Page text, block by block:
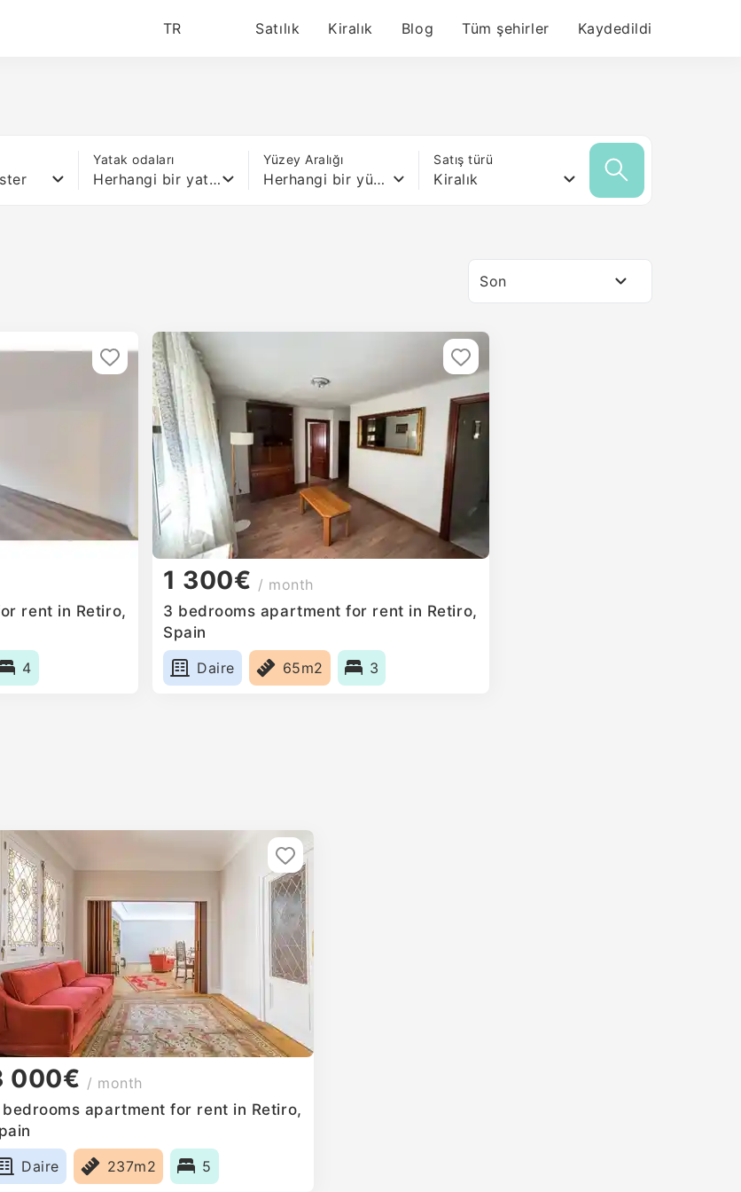
TR Satılık Kiralık Blog Tüm şehirler Kaydedildi
Yatak odaları
Herhangi bir yatak
Yüzey Aralığı
Herhangi bir yüzey
Satış türü
Kiralık
Son
rent in Retiro,
4
1 300€ / month
3 bedrooms apartment for rent in Retiro,
Spain
Daire
65m2 3
000€ / month
bedrooms apartment for rent in Retiro,
Daire
237m2 5